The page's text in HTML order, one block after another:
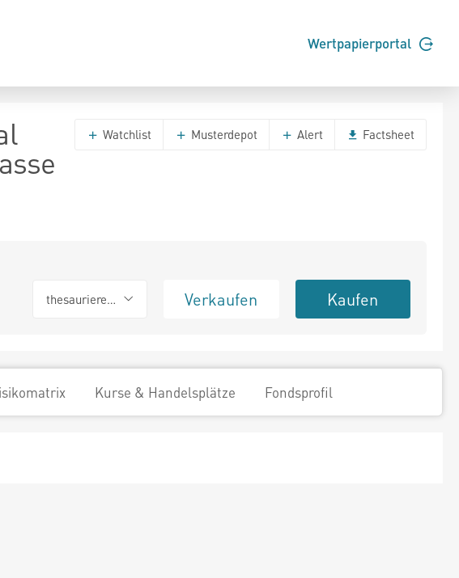
Wertpapierportal
Watchlist Musterdepot Alert Factsheet
thesaurierend Verkaufen Kaufen
Kurse & Handelsplätze Fondsprofil